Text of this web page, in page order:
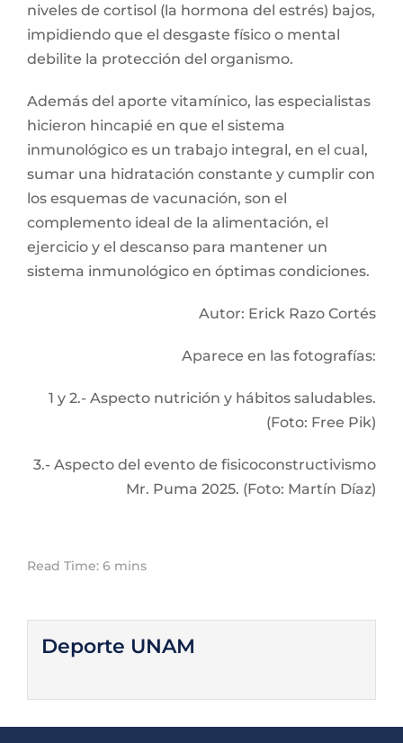
niveles de cortisol (la hormona del estrés) bajos,
impidiendo que el desgaste físico o mental
debilite la protección del organismo.
Además del aporte vitamínico, las especialistas
hicieron hincapié en que el sistema
inmunológico es un trabajo integral, en el cual,
sumar una hidratación constante y cumplir con
los esquemas de vacunación, son el
complemento ideal de la alimentación, el
ejercicio y el descanso para mantener un
sistema inmunológico en óptimas condiciones.
Autor: Erick Razo Cortés
Aparece en las fotografías:
1 y 2.- Aspecto nutrición y hábitos saludables.
(Foto: Free Pik)
3.- Aspecto del evento de fisicoconstructivismo
Mr. Puma 2025. (Foto: Martín Díaz)
Read Time: 6 mins
Deporte UNAM